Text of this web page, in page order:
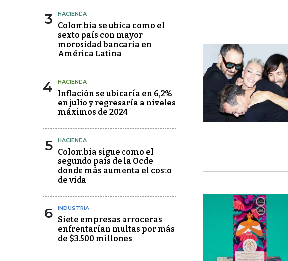
3 HACIENDA
Colombia se ubica como el
sexto país con mayor
morosidad bancaria en
América Latina
4 HACIENDA
Inflación se ubicaría en 6,2%
en julio y regresaría a niveles
máximos de 2024
5 HACIENDA
Colombia sigue como el
segundo país de la Ocde
donde más aumenta el costo
de vida
6 INDUSTRIA
Siete empresas arroceras
enfrentarían multas por más
de $3.500 millones